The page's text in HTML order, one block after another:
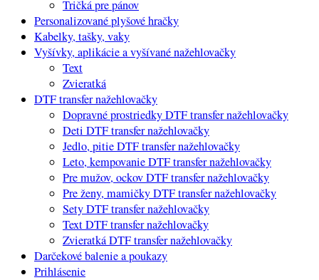
Tričká pre pánov
Personalizované plyšové hračky
Kabelky, tašky, vaky
Vyšívky, aplikácie a vyšívané nažehlovačky
Text
Zvieratká
DTF transfer nažehlovačky
Dopravné prostriedky DTF transfer nažehlovačky
Deti DTF transfer nažehlovačky
Jedlo, pitie DTF transfer nažehlovačky
Leto, kempovanie DTF transfer nažehlovačky
Pre mužov, ockov DTF transfer nažehlovačky
Pre ženy, mamičky DTF transfer nažehlovačky
Sety DTF transfer nažehlovačky
Text DTF transfer nažehlovačky
Zvieratká DTF transfer nažehlovačky
Darčekové balenie a poukazy
Prihlásenie